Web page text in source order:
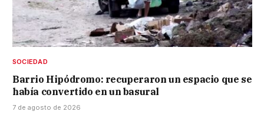
SOCIEDAD
Barrio Hipódromo: recuperaron un espacio que se
había convertido en un basural
7 de agosto de 2026